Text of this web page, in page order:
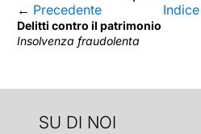
← Precedente
Delitti contro il patrimonio
Insolvenza fraudolenta
Indice
SU DI NOI